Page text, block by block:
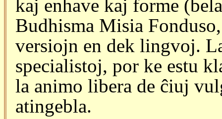
kaj enhave kaj forme
Budhisma Misia
versiojn en dek lingvoj.
specialistoj, por ke estu
la animo libera de ĉiuj
atingebla.